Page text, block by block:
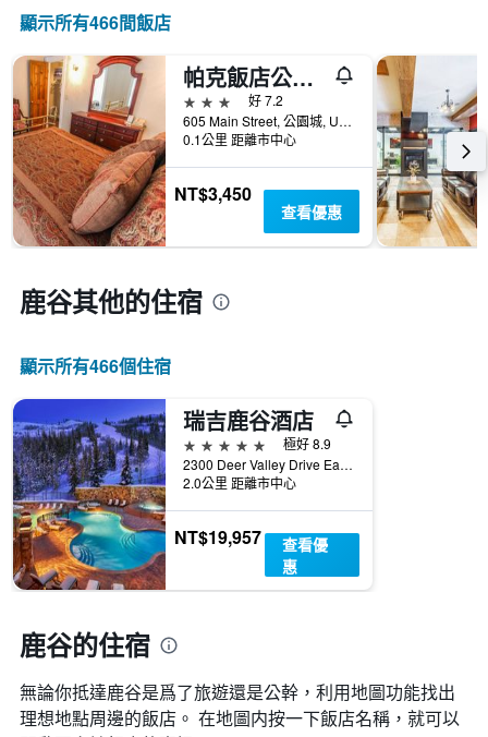
顯示所有466間飯店
帕克飯店公寓飯店
3星級
好 7.2
605 Main Street, 公園城, UT, 美國
0.1公里 距離市中心
NT$3,450
查看優惠
鹿谷​其他的住宿
顯示所有466​個住宿
瑞吉鹿谷酒店
5星級
極好 8.9
2300 Deer Valley Drive East, 公園城, UT, 美國
2.0公里 距離市中心
NT$19,957
查看優
惠
鹿谷的住宿
無論你抵達鹿谷​是爲了旅遊還是公幹，利用地圖功能找出
理想地點周邊的飯店。 在地圖内按一下飯店名稱，就可以